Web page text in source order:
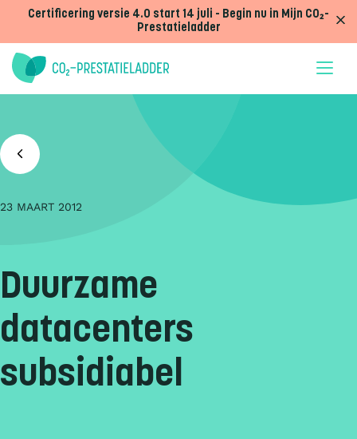
Certificering versie 4.0 start 14 juli - Begin nu in Mijn CO₂-
Prestatieladder
23 MAART 2012
Duurzame
datacenters
subsidiabel